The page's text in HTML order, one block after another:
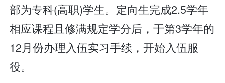
部为专科(高职)学生。定向生完成2.5学年
相应课程且修满规定学分后，于第3学年的
12月份办理入伍实习手续，开始入伍服
役。